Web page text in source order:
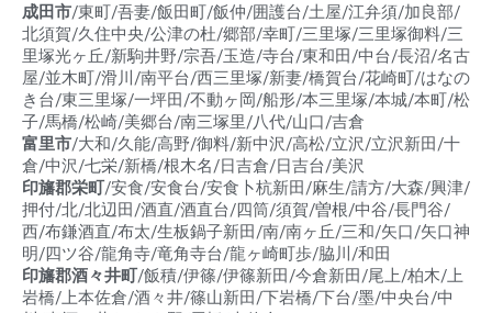
成田市/東町/吾妻/飯田町/飯仲/囲護台/土屋/江弁須/加良部/
北須賀/久住中央/公津の杜/郷部/幸町/三里塚/三里塚御料/三
里塚光ヶ丘/新駒井野/宗吾/玉造/寺台/東和田/中台/長沼/名古
屋/並木町/滑川/南平台/西三里塚/新妻/橋賀台/花崎町/はなの
き台/東三里塚/一坪田/不動ヶ岡/船形/本三里塚/本城/本町/松
子/馬橋/松崎/美郷台/南三塚里/八代/山口/吉倉
富里市/大和/久能/高野/御料/新中沢/高松/立沢/立沢新田/十
倉/中沢/七栄/新橋/根木名/日吉倉/日吉台/美沢
印旛郡栄町/安食/安食台/安食卜杭新田/麻生/請方/大森/興津/
押付/北/北辺田/酒直/酒直台/四筒/須賀/曽根/中谷/長門谷/
西/布鎌酒直/布太/生板鍋子新田/南/南ヶ丘/三和/矢口/矢口神
明/四ツ谷/龍角寺/竜角寺台/龍ヶ崎町歩/脇川/和田
印旛郡酒々井町/飯積/伊篠/伊篠新田/今倉新田/尾上/柏木/上
岩橋/上本佐倉/酒々井/篠山新田/下岩橋/下台/墨/中央台/中